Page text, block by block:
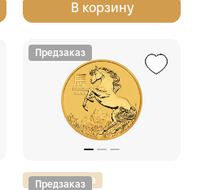
В корзину
Предзаказ
Золотая карта
Предзаказ